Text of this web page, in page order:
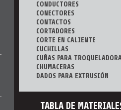
CONDUCTORES
CONECTORES
CONTACTOS
CORTADORES
CORTE EN CALIENTE
CUCHILLAS
CUÑAS PARA
CHUMACERAS
DADOS PARA EXTRUSIÓN
DADOS PARA ROSCADO
DOBLADORAS
TABLA DE